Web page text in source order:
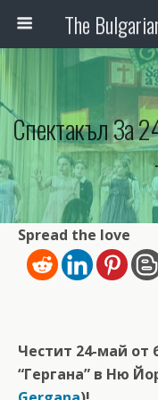
Спектакъл За
Spread the love
Честит 24-май от
“Гергана” в Ню